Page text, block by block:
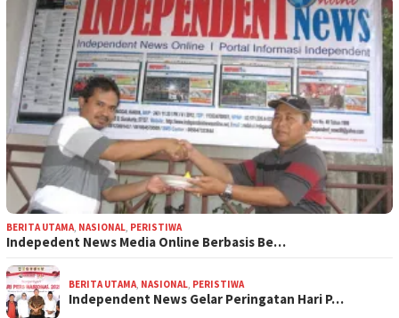
BERITA UTAMA, NASIONAL, PERISTIWA
Indepedent News Media Online Berbasis Be…
BERITA UTAMA, NASIONAL, PERISTIWA
Independent News Gelar Peringatan Hari P…